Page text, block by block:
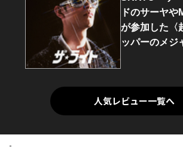
ドのサーヤ
が参加した〈
ッパーのメジ
人気レビュー一覧へ